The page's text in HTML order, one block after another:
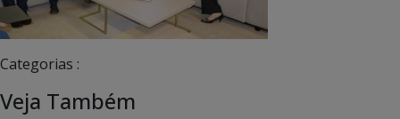
Categorias :
Veja Também